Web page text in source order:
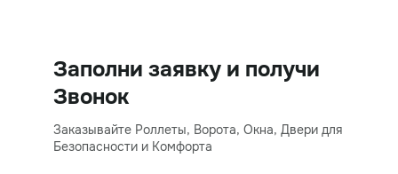
Заполни заявку и получи
Звонок
Заказывайте Роллеты, Ворота, Окна, Двери для
Безопасности и Комфорта